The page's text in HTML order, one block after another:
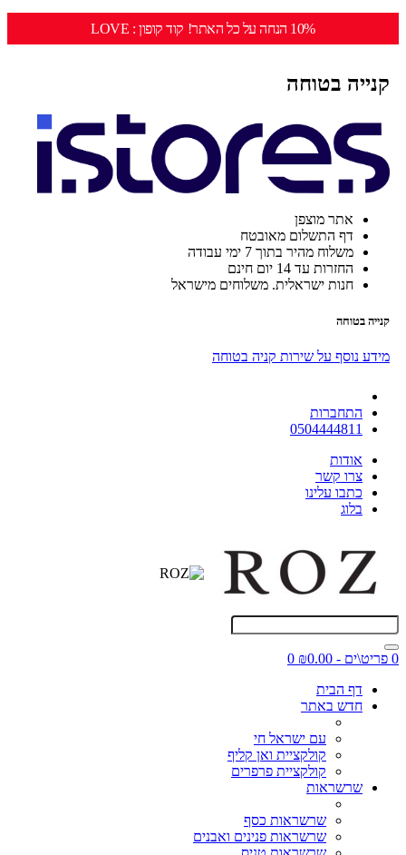
10% הנחה על כל האתר! קוד קופון : LOVE
קנייה בטוחה
אתר מוצפן
דף התשלום מאובטח
משלוח מהיר בתוך 7 ימי עבודה
החזרות עד 14 יום חינם
חנות ישראלית. משלוחים מישראל
קנייה בטוחה
מידע נוסף על שירות קניה בטוחה
התחברות
0504444811
אודות
צרו קשר
כתבו עלינו
בלוג
0 פריט\ים - ₪0.00
0
דף הבית
חדש באתר
עם ישראל חי
קולקציית ואן קליף
קולקציית פרפרים
שרשראות
שרשראות כסף
שרשראות פנינים ואבנים